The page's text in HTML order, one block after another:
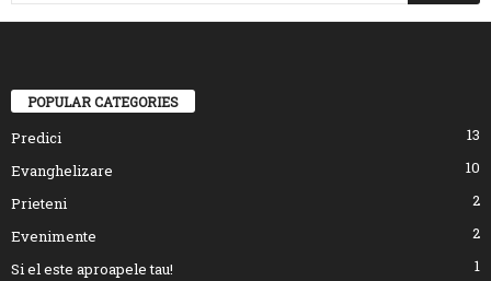
POPULAR CATEGORIES
Predici
13
Evanghelizare
10
Prieteni
2
Evenimente
2
Si el este aproapele tau!
1